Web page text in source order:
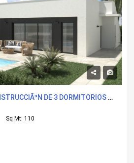
SE VENDE NUEVA CONSTRUCCIÃ³N DE 3 DORMITORIOS VILLA EN CASAS DEL ALJIBE, MURCIA CON PISCINA
Sq Mt: 110